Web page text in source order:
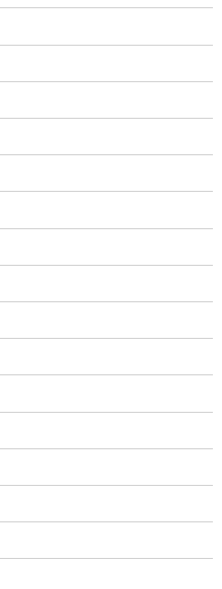
ウルスとウルルンを使っ
」さんの攻略動画です。ノーに
、ゴム2種、タイムマシン、ウル
手厚い壁でウルス達を守りながら
れますが、すぐに再生産してそ
ています。